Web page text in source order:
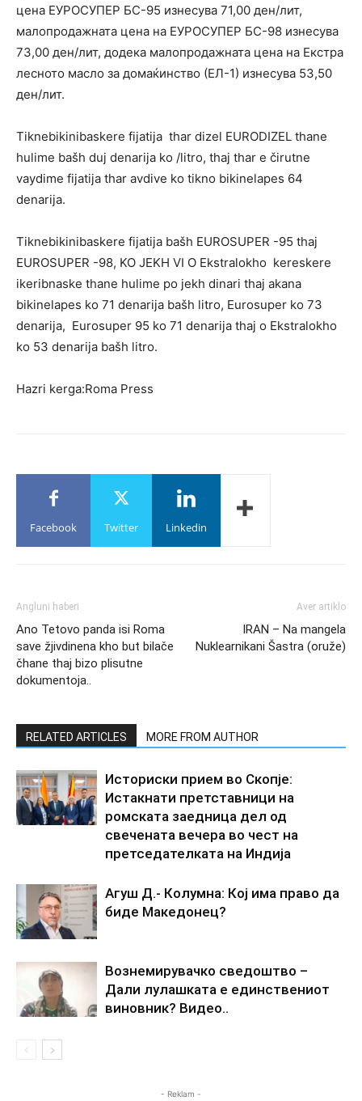
цена ЕУРОСУПЕР БС-95 изнесува 71,00 ден/лит,
малопродажната цена на ЕУРОСУПЕР БС-98 изнесува
73,00 ден/лит, додека малопродажната цена на Екстра
лесното масло за домаќинство (ЕЛ-1) изнесува 53,50
ден/лит.
Tiknebikinibaskere fijatija thar dizel EURODIZEL thane
hulime bašh duj denarija ko /litro, thaj thar e čirutne
vaydime fijatija thar avdive ko tikno bikinelapes 64
denarija.
Tiknebikinibaskere fijatija bašh EUROSUPER -95 thaj
EUROSUPER -98, KO JEKH VI O Ekstralokho kereskere
ikeribnaske thane hulime po jekh dinari thaj akana
bikinelapes ko 71 denarija bašh litro, Eurosuper ko 73
denarija, Eurosuper 95 ko 71 denarija thaj o Ekstralokho
ko 53 denarija bašh litro.
Hazri kerga:Roma Press
Facebook Twitter Linkedin
Angluni haberi
Ano Tetovo panda isi Roma
save žjivdinena kho but bilače
čhane thaj bizo plisutne
dokumentoja..
Aver artiklo
IRAN – Na mangela
Nuklearnikani Šastra (oruže)
RELATED ARTICLES MORE FROM AUTHOR
Историски прием во Скопје:
Истакнати претставници на
ромската заедница дел од
свечената вечера во чест на
претседателката на Индија
Агуш Д.- Колумна: Кој има право да
биде Македонец?
Вознемирувачко сведоштво –
Дали лулашката е единствениот
виновник? Видео..
- Reklam -